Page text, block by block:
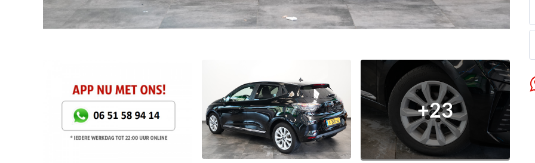
+23